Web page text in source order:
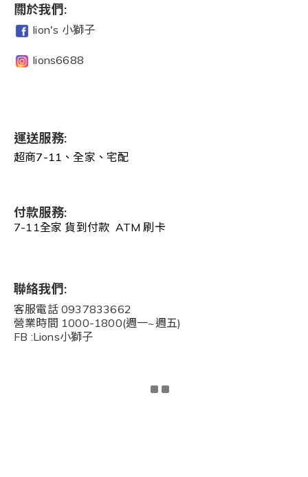
關於我們:
lion's 小獅子
lions6688
運送服務:
超商7-11、全家、宅配
付款服務:
7-11全家 貨到付款 ATM 刷卡
聯絡我們:
客服電話 0937833662
營業時間 1000-1800(週一~週五)
FB :Lions小獅子